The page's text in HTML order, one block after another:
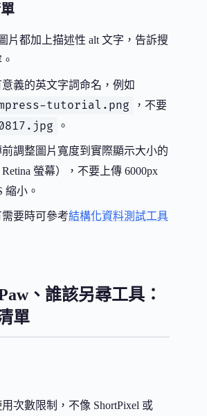
片都加上描述性 alt 文字，告訴搜
意義的英文字詞命名，例如
tutorial.png
，不要
。
前調整圖片寬度到實際顯示大小的
螢幕），不要上傳 6000px
縮小。
需要時可參考結構化資料測試工具
、誰該另尋工具：
單
次數限制，不像 ShortPixel 或